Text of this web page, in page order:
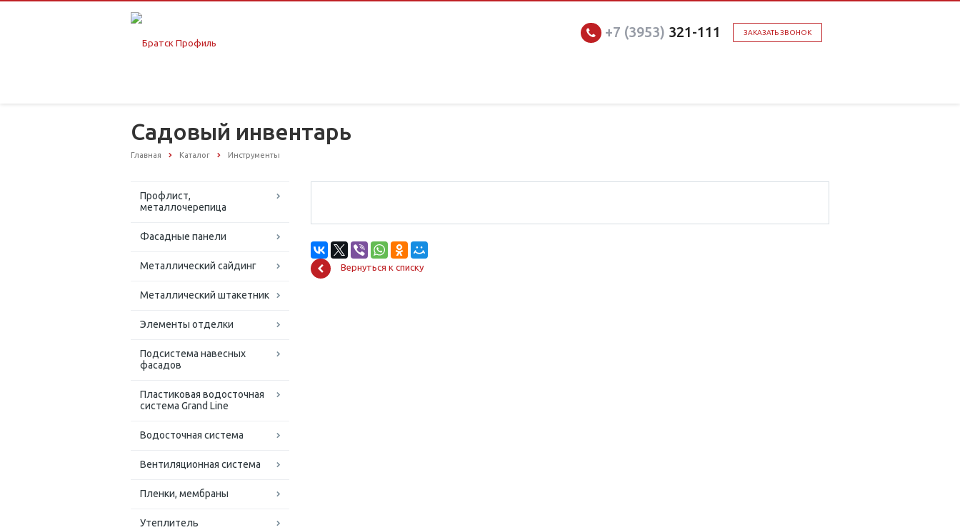
ЗАКАЗАТЬ ЗВОНОК
+7 (3953) 321-111
Садовый инвентарь
Главная Каталог Инструменты
Профлист,
металлочерепица
Фасадные панели
Металлический сайдинг
Металлический штакетник
Элементы отделки
Подсистема навесных
фасадов
Пластиковая водосточная
система Grand Line
Водосточная система
Вентиляционная система
Пленки, мембраны
Утеплитель
Вернуться к списку